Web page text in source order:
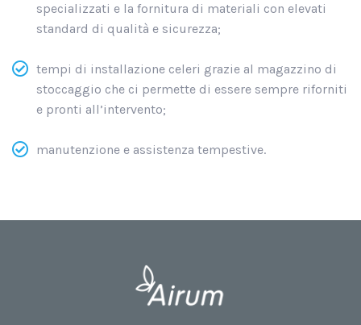
specializzati e la fornitura di materiali con elevati
standard di qualità e sicurezza;
tempi di installazione celeri grazie al magazzino di
stoccaggio che ci permette di essere sempre riforniti
e pronti all’intervento;
manutenzione e assistenza tempestive.